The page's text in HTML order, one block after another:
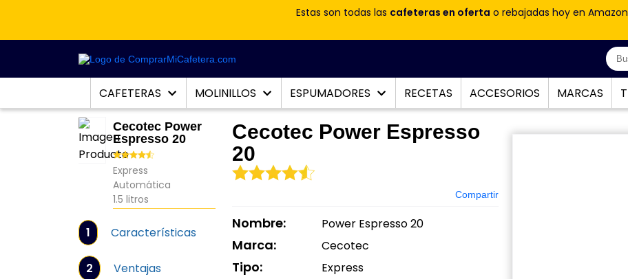
Estas son todas las cafeteras en oferta o rebajadas hoy en
CAFETERAS MOLINILLOS ESPUMADORES RECETAS ACCESORIOS MARCAS
Cecotec Power
Espresso 20
Express
Automática
1.5 litros
1 Características
2 Ventajas
Cecotec Power Espresso
20
Compartir
Nombre: Power Espresso 20
Marca: Cecotec
Tipo: Express